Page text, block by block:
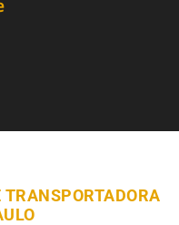
TRANSPORTADORA